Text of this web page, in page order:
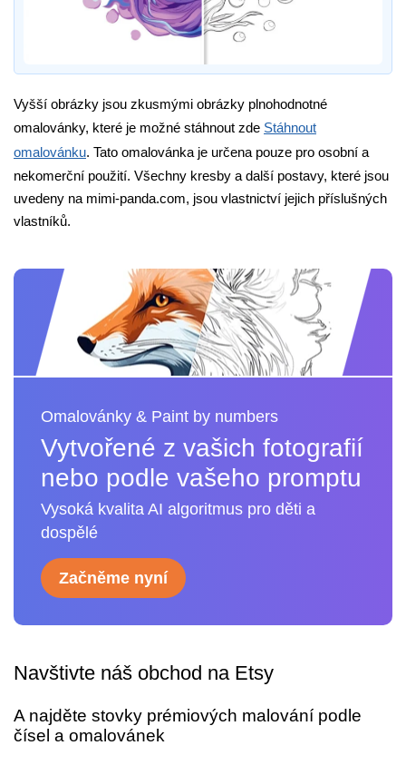
Vyšší obrázky jsou zkusmými obrázky plnohodnotné
omalovánky, které je možné stáhnout zde Stáhnout
omalovánku. Tato omalovánka je určena pouze pro osobní a
nekomerční použití. Všechny kresby a další postavy, které jsou
uvedeny na mimi-panda.com, jsou vlastnictví jejich příslušných
vlastníků.
Omalovánky & Paint by numbers
Vytvořené z vašich fotografií
nebo podle vašeho promptu
Vysoká kvalita AI algoritmus pro děti a
dospělé
Začněme nyní
Navštivte náš obchod na Etsy
A najděte stovky prémiových malování podle
čísel a omalovánek